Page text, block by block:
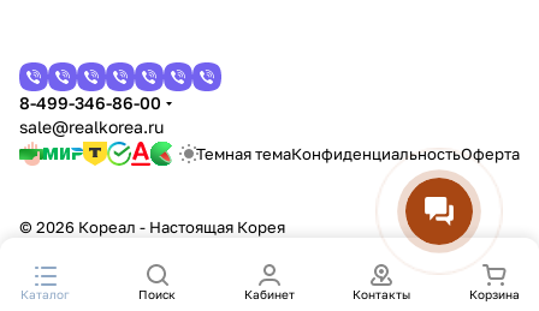
Каталог Поиск Кабинет Контакты Корзина
8-499-346-86-00
sale@realkorea.ru
Темная темаКонфиденциальностьОферта
© 2026 Кореал - Настоящая Корея